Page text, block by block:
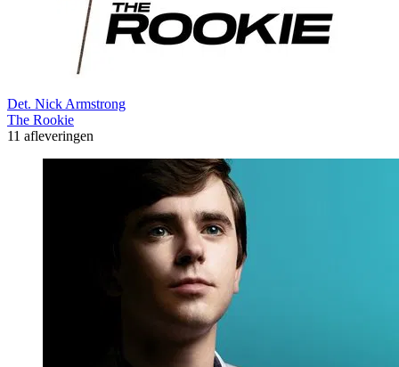
Det. Nick Armstrong
The Rookie
11 afleveringen